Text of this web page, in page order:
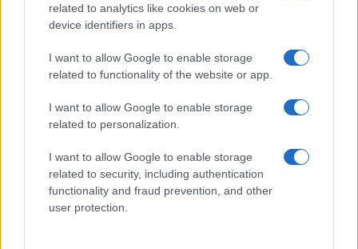
related to analytics like cookies on web or
device identifiers in apps.
I want to allow Google to enable storage
related to functionality of the website or app.
I want to allow Google to enable storage
related to personalization.
I want to allow Google to enable storage
related to security, including authentication
functionality and fraud prevention, and other
user protection.
TELEFONOK GYORSLISTA
Márka :